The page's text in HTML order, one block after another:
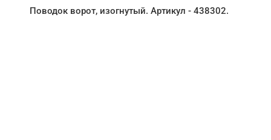
Поводок ворот, изогнутый. Артикул - 438302.